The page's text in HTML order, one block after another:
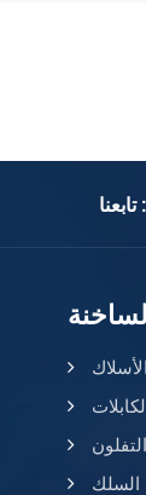
تابعنا :